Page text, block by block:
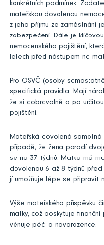
konkrétních podmínek.
mateřskou dovolenou
z jeho příjmu ze zaměstnání
zabezpečení. Dále je
nemocenského pojištění,
letech před nástupem na
Pro OSVČ (osoby
specifická pravidla. Mají
že si dobrovolně a po
pojištění.
Mateřská dovolená
případě, že žena porodí
se na 37 týdnů. Matka má
dovolenou 6 až 8 týdnů
jí umožňuje lépe se připravit
Výše mateřského příspěvku
matky, což poskytuje
věnuje péči o novorozence.